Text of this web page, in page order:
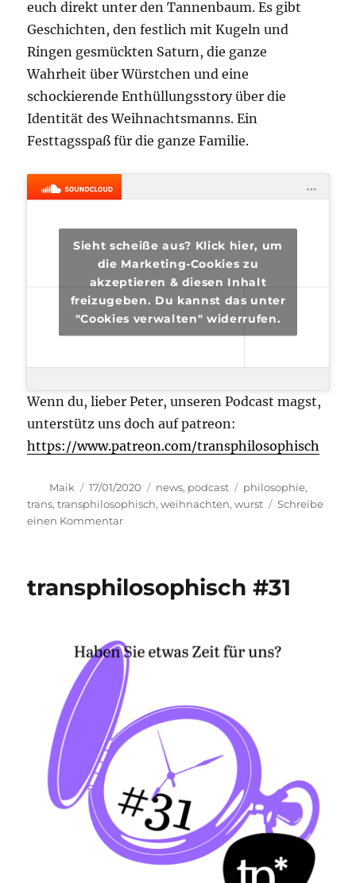
euch direkt unter den Tannenbaum. Es gibt
Geschichten, den festlich mit Kugeln und
Ringen gesmückten Saturn, die ganze
Wahrheit über Würstchen und eine
schockierende Enthüllungsstory über die
Identität des Weihnachtsmanns. Ein
Festtagsspaß für die ganze Familie.
Sieht scheiße aus? Klick hier, um
die Marketing-Cookies zu
akzeptieren & diesen Inhalt
freizugeben. Du kannst das unter
"Cookies verwalten" widerrufen.
Wenn du, lieber Peter, unseren Podcast magst,
unterstütz uns doch auf patreon:
https://www.patreon.com/transphilosophisch
Autor
Maik
Veröffentlicht
am
17/01/2020 Kategorien
news, podcast Schlagwörter
philosophie,
trans,transphilosophisch,weihnachten,wurst
Schreibe
einen Kommentarzu
transphilosophisch #31